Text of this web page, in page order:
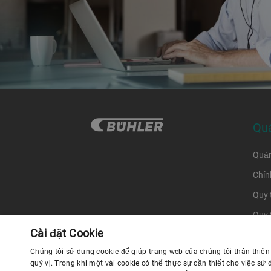
Quy
Cài đặt Cookie
Chúng tôi sử dụng cookie để giúp trang web của chúng tôi thân
quý vị. Trong khi một vài cookie có thể thực sự cần thiết cho việc